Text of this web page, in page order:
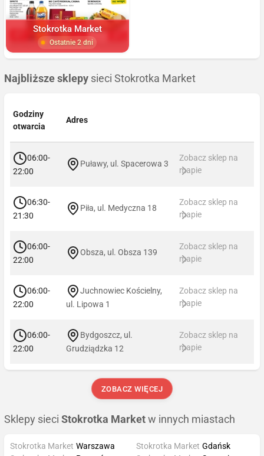
Stokrotka Market
Ostatnie 2 dni
Najbliższe sklepy sieci Stokrotka Market
Godziny
otwarcia
Adres
06:00-
22:00
Puławy, ul. Spacerowa 3
Zobacz sklep na
mapie
06:30-
21:30
Piła, ul. Medyczna 18
Zobacz sklep na
mapie
06:00-
22:00
Obsza, ul. Obsza 139
Zobacz sklep na
mapie
06:00-
22:00
Juchnowiec Kościelny,
ul. Lipowa 1
Zobacz sklep na
mapie
06:00-
22:00
Bydgoszcz, ul.
Grudziądzka 12
Zobacz sklep na
mapie
ZOBACZ WIĘCEJ
Sklepy sieci Stokrotka Market w innych miastach
Stokrotka Market Warszawa
Stokrotka Market Gdańsk